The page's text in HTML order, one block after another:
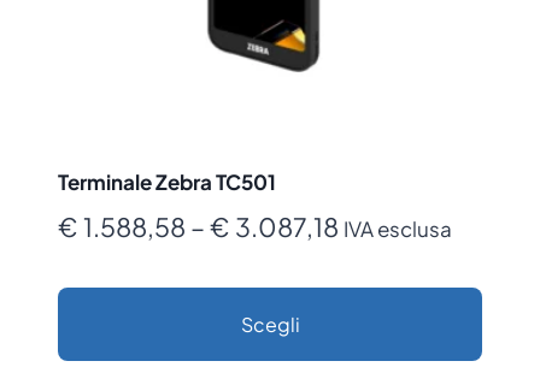
Terminale Zebra TC501
€ 1.588,58 –€ 3.087,18 Fascia
IVA esclusa
Scegli